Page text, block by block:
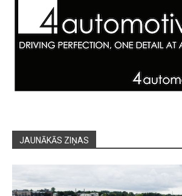
JAUNĀKĀS ZIŅAS